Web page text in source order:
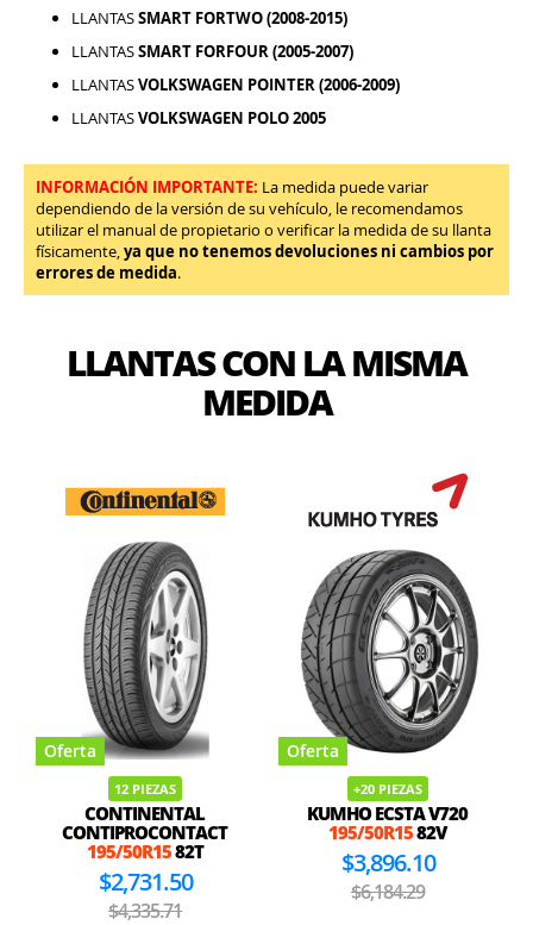
LLANTASSMART FORTWO (2008-2015)
LLANTASSMART FORFOUR (2005-2007)
LLANTASVOLKSWAGEN POINTER (2006-2009)
LLANTASVOLKSWAGEN POLO 2005
INFORMACIÓN IMPORTANTE: La medida puede variar
dependiendo de la versión de su vehículo, le recomendamos
utilizar el manual de propietario o verificar la medida de su llanta
físicamente,ya que no tenemos devoluciones ni cambios por
errores de medida.
LLANTAS CON LA MISMA
MEDIDA
Oferta
12 PIEZAS
CONTINENTAL
CONTIPROCONTACT
195/50R1582T
$2,731.50
$4,335.71
Oferta
+20 PIEZAS
KUMHO ECSTA V720
195/50R1582V
$3,896.10
$6,184.29